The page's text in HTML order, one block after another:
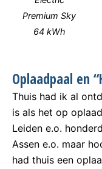
Premium Sky
64 kWh
Oplaadpaal en
Thuis had ik al
is als het op
Leiden e.o.
Assen e.o. maar
had thuis een